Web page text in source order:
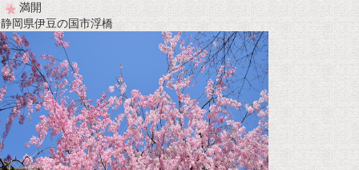
満開
岡県伊豆の国市浮橋